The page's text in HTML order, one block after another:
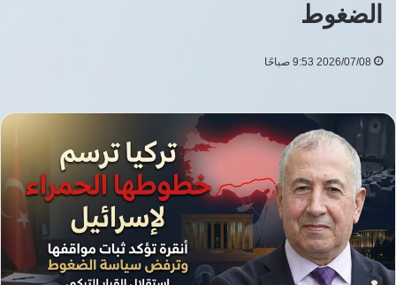
الضغوط
2026/07/08 9:53 صباحًا